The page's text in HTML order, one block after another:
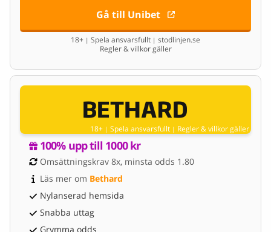
Gå till Unibet
18+ | Spela ansvarsfullt | stodlinjen.se
Regler & villkor gäller
18+ | Spela ansvarsfullt | Regler & villkor gäller
100% upp till 1000 kr
Omsättningskrav 8x, minsta odds 1.80
Läs mer om Bethard
Nylanserad hemsida
Snabba uttag
Grymma odds